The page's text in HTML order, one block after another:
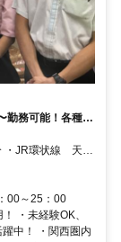
務可能！各種手
00～25：00
・未経験OK、
中！ ・関西圏内